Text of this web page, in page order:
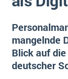
Vergleich
Auswahl
Einführung
E-
Finanzen
Handel
Die 4
Offene Stellen
Über uns
DSGVO/GDPR
Impressum
mangelnde
Blick auf
deutscher